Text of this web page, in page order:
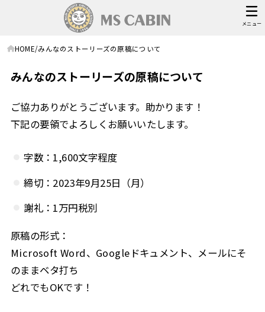
メニュー
HOME みんなのストーリーズの原稿について
みんなのストーリーズの原稿について
ご協力ありがとうございます。助かります！
下記の要領でよろしくお願いいたします。
字数：1,600文字程度
締切：2023年9月25日（月）
謝礼：1万円税別
原稿の形式：
Microsoft Word、Googleドキュメント、メールにそ
のままベタ打ち
どれでもOKです！